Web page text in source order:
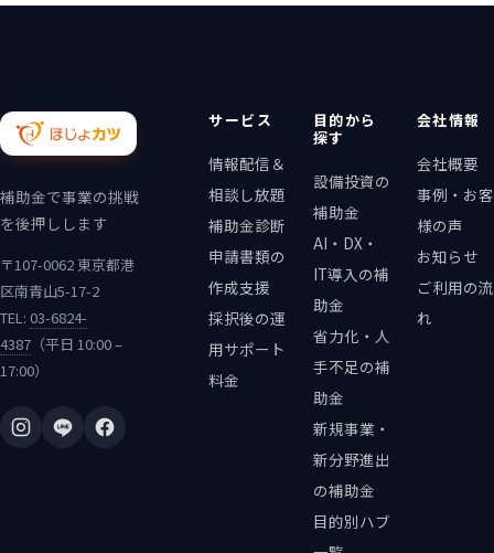
補助金で事業の挑戦
を後押しします
〒107-0062 東京都港
区南青山5-17-2
TEL: 03-6824-
4387 （平日 10:00 –
17:00）
サービス
情報配信＆
相談し放題
補助金診断
申請書類の
作成支援
採択後の運
用サポート
料金
目的から
探す
設備投資の
補助金
AI・DX・
IT導入の補
助金
省力化・人
手不足の補
助金
新規事業・
新分野進出
の補助金
目的別ハブ
会社情報
会社概要
事例・お客
様の声
お知らせ
ご利用の流
れ